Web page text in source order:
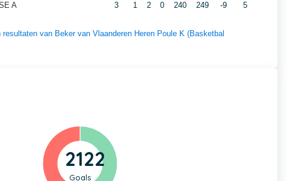
A 3 1 2 0 240 249 -9 5
van Beker van Vlaanderen Heren Poule K (Basketbal
2122
Goals